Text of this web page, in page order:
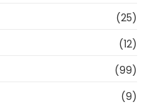
(25)
(12)
(99)
(9)